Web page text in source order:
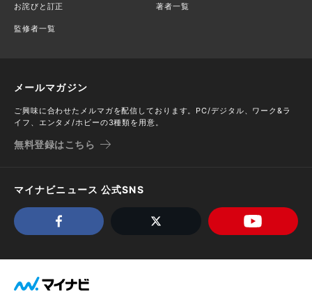
お詫びと訂正 著者一覧
監修者一覧
メールマガジン
ご興味に合わせたメルマガを配信しております。PC/デジタル、ワーク&ラ
イフ、エンタメ/ホビーの3種類を用意。
無料登録はこちら
マイナビニュース 公式SNS